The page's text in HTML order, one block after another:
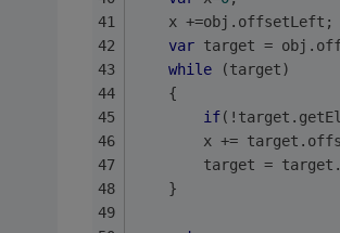
	x +=obj.offsetLeft;
var target =
while (target)
    {
if
x +=
target =
    }